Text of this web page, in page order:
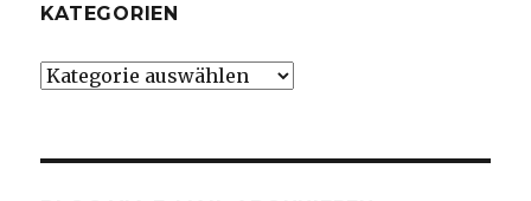
KATEGORIEN
Kategorien